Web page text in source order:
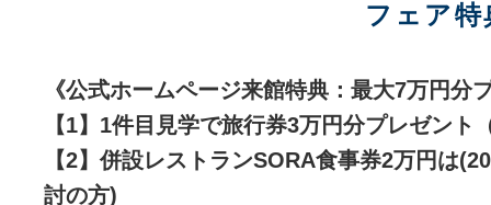
フェア特
《公式ホームページ来館特典：最大7万円分
【1】1件目見学で旅行券3万円分プレゼント
【2】併設レストランSORA食事券2万円は
討の方)